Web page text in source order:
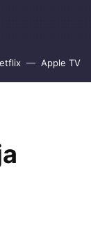
Apple TV